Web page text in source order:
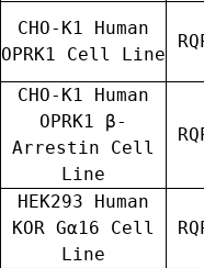
CHO-K1 Human
OPRK1 Cell Line
CHO-K1 Human
OPRK1 β-
Arrestin Cell
Line
HEK293 Human
KOR Gα16 Cell
Line